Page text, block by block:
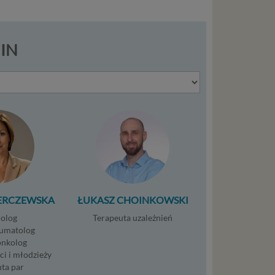
i młodzieży
par
ŁUKASZ CHOINKOWSKI
Terapeuta uzależnień
z
W tej
do